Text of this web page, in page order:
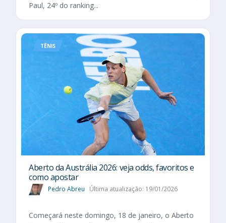
Paul, 24º do ranking...
TÊNIS
Aberto da Austrália 2026: veja odds, favoritos e
como apostar
Pedro Abreu Última atualização: 19/01/2026
Começará neste domingo, 18 de janeiro, o Aberto